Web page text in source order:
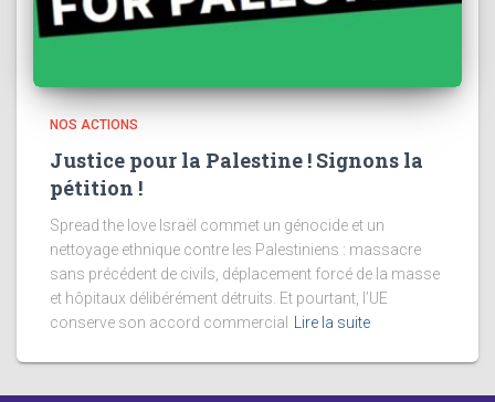
NOS ACTIONS
Justice pour la Palestine ! Signons la
pétition !
Spread the love Israël commet un génocide et un
nettoyage ethnique contre les Palestiniens : massacre
sans précédent de civils, déplacement forcé de la masse
et hôpitaux délibérément détruits. Et pourtant, l’UE
conserve son accord commercial
Lire la suite